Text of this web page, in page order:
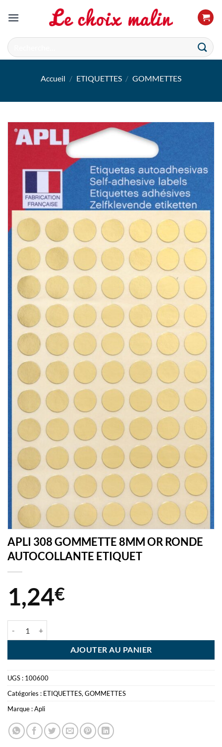
Recherche
pour :
Accueil / ETIQUETTES / GOMMETTES
APLI 308 GOMMETTE 8MM OR RONDE
AUTOCOLLANTE ETIQUET
1,24€
AJOUTER AU PANIER
UGS : 100600
Catégories : ETIQUETTES, GOMMETTES
Marque :Apli